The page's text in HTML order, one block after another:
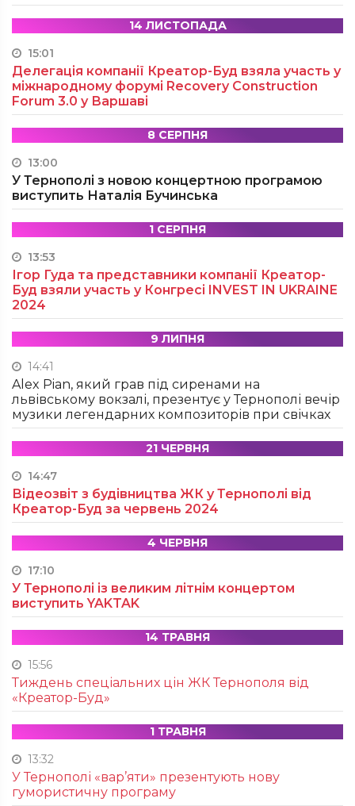
14 ЛИСТОПАДА
15:01
Делегація компанії Креатор-Буд взяла участь у
міжнародному форумі Recovery Construction
Forum 3.0 у Варшаві
8 СЕРПНЯ
13:00
У Тернополі з новою концертною програмою
виступить Наталія Бучинська
1 СЕРПНЯ
13:53
Ігор Гуда та представники компанії Креатор-
Буд взяли участь у Конгресі INVEST IN UKRAINE
2024
9 ЛИПНЯ
14:41
Alex Pian, який грав під сиренами на
львівському вокзалі, презентує у Тернополі вечір
музики легендарних композиторів при свічках
21 ЧЕРВНЯ
14:47
Відеозвіт з будівництва ЖК у Тернополі від
Креатор-Буд за червень 2024
4 ЧЕРВНЯ
17:10
У Тернополі із великим літнім концертом
виступить YAKTAK
14 ТРАВНЯ
15:56
Тиждень спеціальних цін ЖК Тернополя від
«Креатор-Буд»
1 ТРАВНЯ
13:32
У Тернополі «вар’яти» презентують нову
гумористичну програму